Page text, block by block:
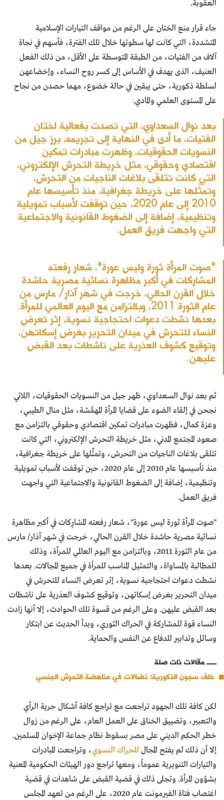
العقوبة.
جاء قرار منع الختان على الرغم من مواقف التيارات الإسلامية
المتشددة، التي كانت لها سطوتها خلال تلك الفترة، فأسهم في نجاة
آلاف من الفتيات، من الطبقة المتوسطة على الأقل، من ذلك الفعل
العنيف، الذى يهدف في الأساس إلى كسر روح النساء، وإخضاعهن
لسلطة ذكورية، حتى يبقين في حالة خضوع، مهما حصدن من نجاح
على المستوى العلمي والمادي.
بعد نوال السعداوي، التي تصدت بفعالية لختان
الفتيات، ما أدى في النهاية إلى تجريمه، برز جيل من
النسويات الحقوقيات، وظهرت مبادرات تمكين
اقتصادي وحقوقي، مثل خريطة التحرش الإلكتروني،
التي كانت تتلقى بلاغات الناجيات من التحرش،
وتمثِّلها على خريطة جغرافية، منذ تأسيسها عام
2010 إلى عام 2020، حين توقفت لأسباب تمويلية
وتنظيمية، إضافة إلى الضغوط القانونية والاجتماعية
التي واجهت فريق العمل.
"صوت المرأة ثورة وليس عورة"، شعار رفعته
المشارِكات في أكبر مظاهرة نسائية مصرية حاشدة
خلال القرن الحالي، خرجت في شهر آذار/ مارس من
عام الثورة 2011، وبالتزامن مع اليوم العالمي للمرأة.
بعدها نشطت دعوات احتجاجية نسوية، إثر تعرض
النساء للتحرش في ميدان التحرير بغرض إسكاتهن،
وتوقيع كشوف العذرية على ناشطات بعد القبض
عليهن.
ثم بعد نوال السعداوي، ظهر جيل من النسويات الحقوقيات، اللاتي
نجحن في إلقاء الضوء على قضايا المرأة المهمَّشة، مثل منال الطيبي،
وعزة كمال، فظهرت مبادرات تمكين اقتصادي وحقوقي بالتزامن مع
صعود المجتمع المدني، مثل خريطة التحرش الإلكتروني، التي كانت
تتلقى بلاغات الناجيات من التحرش، وتمثِّلها على خريطة جغرافية،
منذ تأسيسها عام 2010 إلى عام 2020، حين توقفت لأسباب تمويلية
وتنظيمية، إضافة إلى الضغوط القانونية والاجتماعية التي واجهت
فريق العمل.
"صوت المرأة ثورة ليس عورة"، شعار رفعته المشارِكات في أكبر مظاهرة
نسائية مصرية حاشدة خلال القرن الحالي، خرجت في شهر آذار/ مارس
من عام الثورة 2011، وبالتزامن مع اليوم العالمي للمرأة، وذلك
للمطالبة بالمساواة، والتمثيل المناسب للمرأة في جميع المجالات. بعدها
نشطت دعوات احتجاجية نسوية، إثر تعرض النساء للتحرش في
ميدان التحرير بغرض إسكاتهن، وتوقيع كشوف العذرية على ناشطات
بعد القبض عليهن. وعلى الرغم من قسوة تلك الحوادث، إلا أنها زادت
النساء قوة للمشاركة في الحراك الثوري، وبدأ الحديث عن ابتكار
وسائل وتدابير للدفاع عن النفس والحماية.
مقالات ذات صلة
خلف سجون الذكورية: نضالات في مناهضة التحرش الجنسي
لكن كافة تلك الجهود تراجعت مع تراجع كافة أشكال حرية الرأي
والتعبير، وتضييق الخناق على العمل العام، على الرغم من زوال
خطر الحكم الديني على مصر بسقوط نظام جماعة الإخوان المسلمين.
إلا أن ذلك لم يفتح المجال للحراك النسوي، وتراجعت المبادرات
والتيارات التنويرية عموماً، ومعها تراجع دور الهيئات الحكومية المعنية
بشؤون المرأة. وتجلى ذلك في قضية القبض على شاهدات في قضية
اغتصاب فتاة الفيرمونت عام 2020، على الرغم من تعهد المجلس